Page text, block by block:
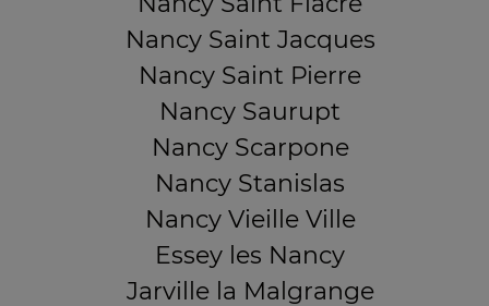
Nancy Saint Jacques
Nancy Saint Pierre
Nancy Saurupt
Nancy Scarpone
Nancy Stanislas
Nancy Vieille Ville
Essey les Nancy
Jarville la Malgrange